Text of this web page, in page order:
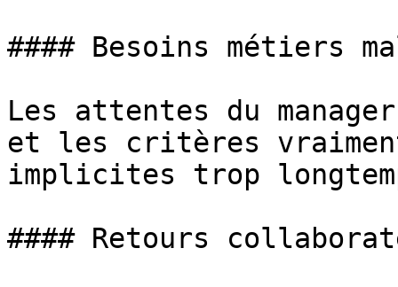
#### Besoins métiers
Les attentes du
et les critères
implicites trop
#### Retours